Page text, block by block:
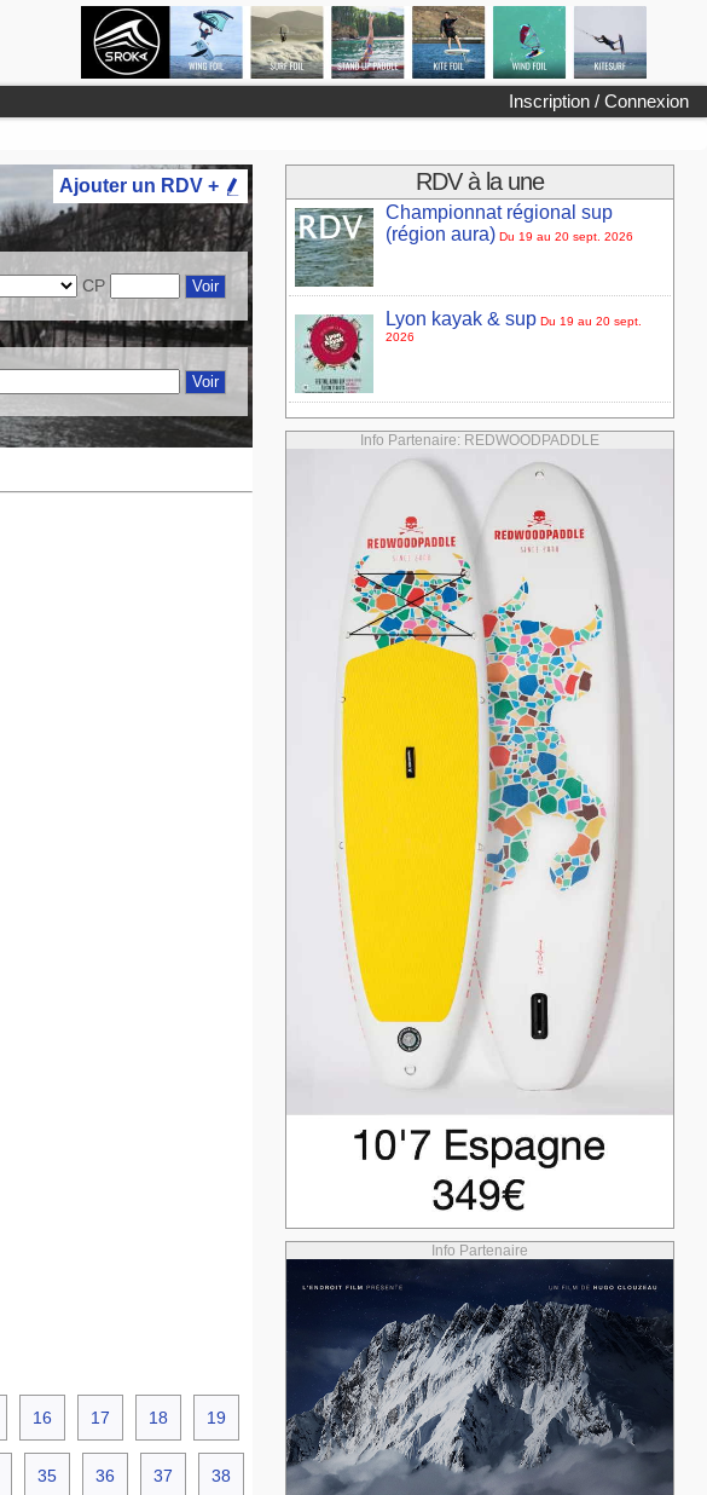
Inscription / Connexion
Ajouter un RDV +
CP
16 17 18 19
35 36 37 38
RDV à la une
Championnat régional sup
(région aura) Du 19 au 20 sept. 2026
Lyon kayak & sup Du 19 au 20 sept.
2026
Info Partenaire: REDWOODPADDLE
Info Partenaire